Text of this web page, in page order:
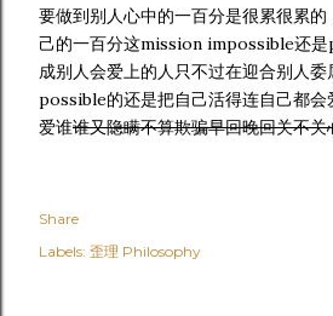
要做到别人心中的一百分是很累很累的
己的一百分这mission impossible还
成别人会爱上的人只不过在迎合别人
possible的还是把自己活得连自己都会
爱谁谁又隐瞒不算欺骗早回晚回关不关
Share
Labels: 歪理 Philosophy